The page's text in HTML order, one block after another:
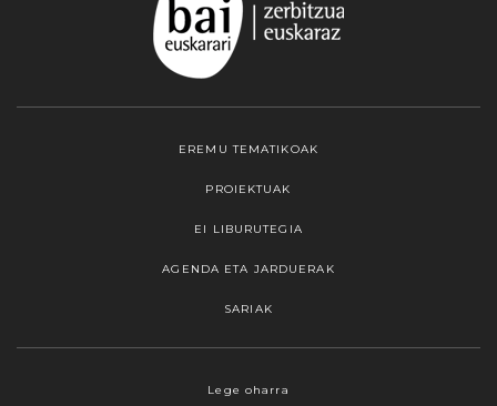
EREMU TEMATIKOAK
PROIEKTUAK
EI LIBURUTEGIA
AGENDA ETA JARDUERAK
SARIAK
Lege oharra
Webgune honek cookieak erabiltzen ditu,